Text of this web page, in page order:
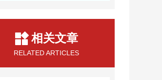
相关文章
RELATED ARTICLES